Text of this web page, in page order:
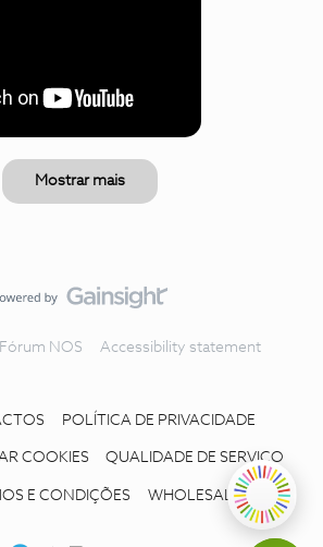
Mostrar mais
NOS Accessibility statement
POLÍTICA DE PRIVACIDADE
COOKIES QUALIDADE DE SERVIÇO
E CONDIÇÕES WHOLESALE